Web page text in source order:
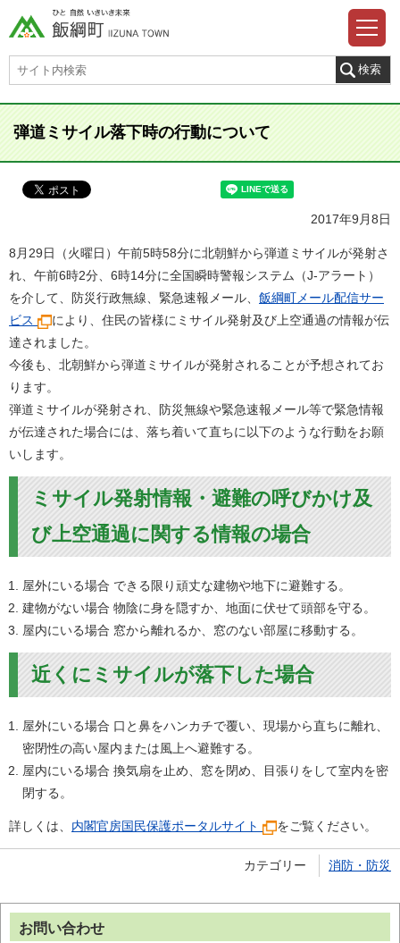
弾道ミサイル落下時の行動について
2017年9月8日
8月29日（火曜日）午前5時58分に北朝鮮から弾道ミサイルが発射さ
れ、午前6時2分、6時14分に全国瞬時警報システム（J-アラート）
を介して、防災行政無線、緊急速報メール、 飯綱町メール配信サー
ビス
により、住民の皆様にミサイル発射及び上空通過の情報が伝
達されました。
今後も、北朝鮮から弾道ミサイルが発射されることが予想されてお
ります。
弾道ミサイルが発射され、防災無線や緊急速報メール等で緊急情報
が伝達された場合には、落ち着いて直ちに以下のような行動をお願
いします。
ミサイル発射情報・避難の呼びかけ及
び上空通過に関する情報の場合
屋外にいる場合 できる限り頑丈な建物や地下に避難する。
建物がない場合 物陰に身を隠すか、地面に伏せて頭部を守る。
屋内にいる場合 窓から離れるか、窓のない部屋に移動する。
近くにミサイルが落下した場合
屋外にいる場合 口と鼻をハンカチで覆い、現場から直ちに離れ、
密閉性の高い屋内または風上へ避難する。
屋内にいる場合 換気扇を止め、窓を閉め、目張りをして室内を密
閉する。
詳しくは、 内閣官房国民保護ポータルサイト をご覧ください。
カテゴリー 消防・防災
お問い合わせ